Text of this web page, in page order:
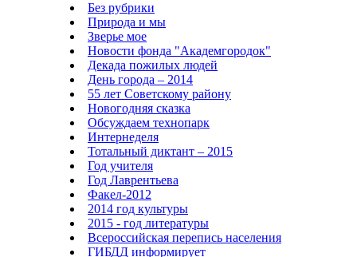
Без рубрики
Природа и мы
Зверье мое
Новости фонда "Академгородок"
Декада пожилых людей
День города – 2014
55 лет Советскому району
Новогодняя сказка
Обсуждаем технопарк
Интернеделя
Тотальный диктант – 2015
Год учителя
Год Лаврентьева
Факел-2012
2014 год культуры
2015 - год литературы
Всероссийская перепись населения
ГИБДД информирует